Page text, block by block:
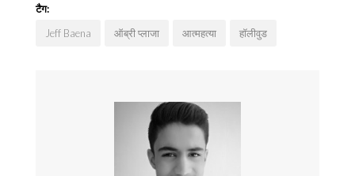
टैग:
Jeff Baena
ऑब्री प्लाजा आत्महत्या हॉलीवुड